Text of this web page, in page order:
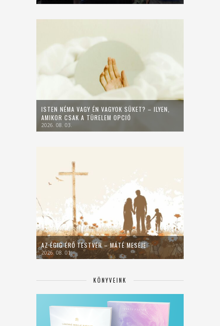
ISTEN NÉMA VAGY ÉN VAGYOK SÜKET? – ILYEN,
AMIKOR CSAK A TÜRELEM OPCIÓ
2026. 08. 03.
AZ ÉGIG ÉRŐ TESTVÉR – MÁTÉ MESÉJE
2026. 08. 01.
KÖNYVEINK